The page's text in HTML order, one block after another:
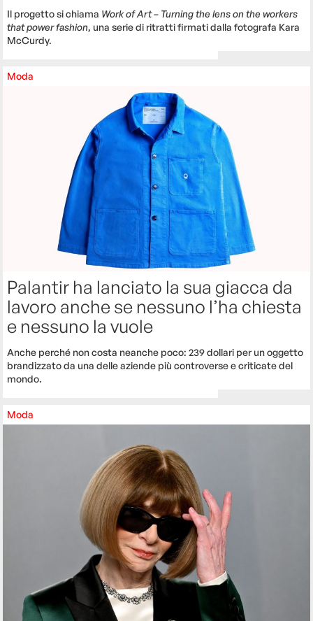
Il progetto si chiama Work of Art – Turning the lens on the workers
that power fashion, una serie di ritratti firmati dalla fotografa Kara
McCurdy.
Moda
Palantir ha lanciato la sua giacca da
lavoro anche se nessuno l’ha chiesta
e nessuno la vuole
Anche perché non costa neanche poco: 239 dollari per un oggetto
brandizzato da una delle aziende più controverse e criticate del
mondo.
Moda